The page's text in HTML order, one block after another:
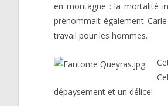
en montagne : la mortalité
prénommait également
travail pour les hommes.
dépaysement et un délice!